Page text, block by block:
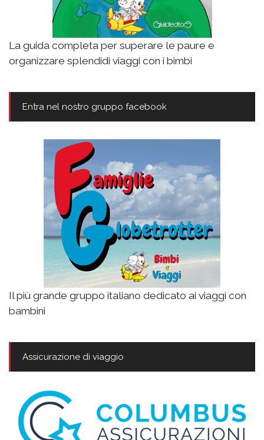
La guida completa per superare le paure e
organizzare splendidi viaggi con i bimbi
Entra nel nostro gruppo facebook
Il più grande gruppo italiano dedicato ai viaggi con
bambini
Assicurazione di viaggio